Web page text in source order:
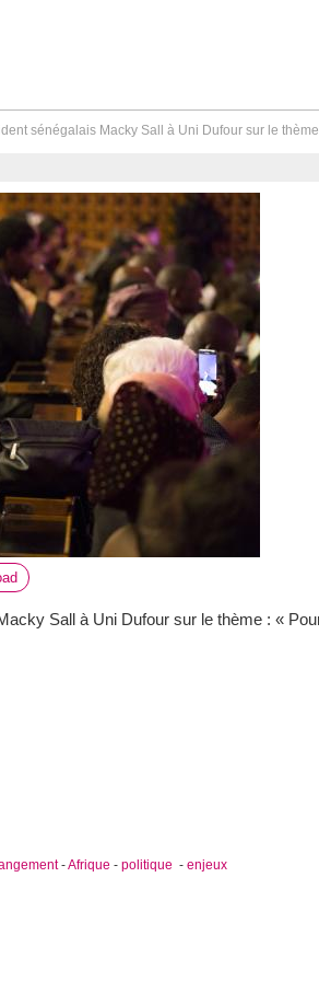
sénégalais Macky Sall à Uni Dufour sur le
Sall à Uni Dufour sur le thème : «
-Afrique - politique - enjeux